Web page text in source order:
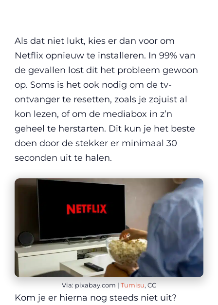
Als dat niet lukt, kies er dan voor om
Netflix opnieuw te installeren. In 99% van
de gevallen lost dit het probleem gewoon
op. Soms is het ook nodig om de tv-
ontvanger te resetten, zoals je zojuist al
kon lezen, of om de mediabox in z’n
geheel te herstarten. Dit kun je het beste
doen door de stekker er minimaal 30
seconden uit te halen.
Via: pixabay.com | Tumisu, CC
Kom je er hierna nog steeds niet uit?